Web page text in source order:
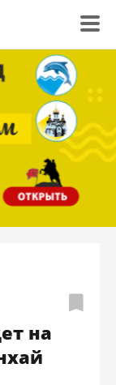
на